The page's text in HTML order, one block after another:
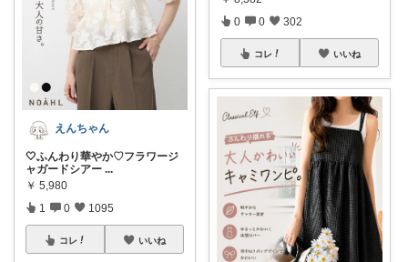
えんちゃん
🤍ふんわり華やか♡フラワージ
ャガードシアー ...
￥ 5,980
1 0 1095
コレ いいね
0 0 302
コレ いいね